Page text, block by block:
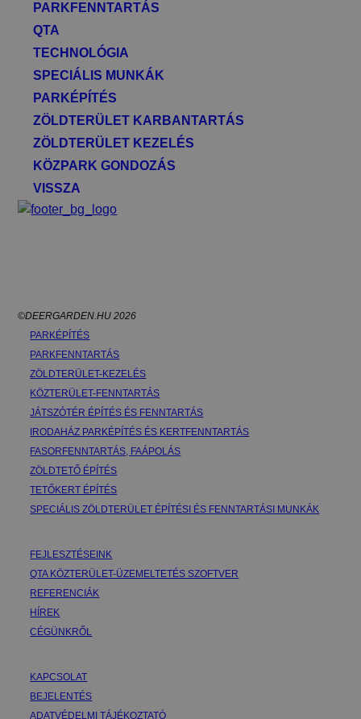
PARKFENNTARTÁS
QTA
TECHNOLÓGIA
SPECIÁLIS MUNKÁK
PARKÉPÍTÉS
ZÖLDTERÜLET KARBANTARTÁS
ZÖLDTERÜLET KEZELÉS
KÖZPARK GONDOZÁS
VISSZA
©DEERGARDEN.HU 2026
PARKÉPÍTÉS
PARKFENNTARTÁS
ZÖLDTERÜLET-KEZELÉS
KÖZTERÜLET-FENNTARTÁS
JÁTSZÓTÉR ÉPÍTÉS ÉS FENNTARTÁS
IRODAHÁZ PARKÉPÍTÉS ÉS KERTFENNTARTÁS
FASORFENNTARTÁS, FAÁPOLÁS
ZÖLDTETŐ ÉPÍTÉS
TETŐKERT ÉPÍTÉS
SPECIÁLIS ZÖLDTERÜLET ÉPÍTÉSI ÉS FENNTARTÁSI MUNKÁK
FEJLESZTÉSEINK
QTA KÖZTERÜLET-ÜZEMELTETÉS SZOFTVER
REFERENCIÁK
HÍREK
CÉGÜNKRŐL
KAPCSOLAT
BEJELENTÉS
ADATVÉDELMI TÁJÉKOZTATÓ